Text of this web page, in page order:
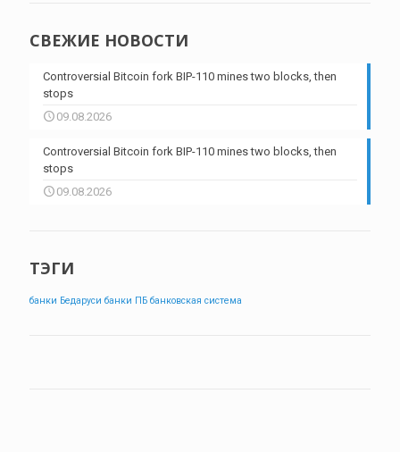
СВЕЖИЕ НОВОСТИ
Controversial Bitcoin fork BIP-110 mines two blocks, then
stops
09.08.2026
Controversial Bitcoin fork BIP-110 mines two blocks, then
stops
09.08.2026
ТЭГИ
банки Бедаруси банки ПБ банковская система